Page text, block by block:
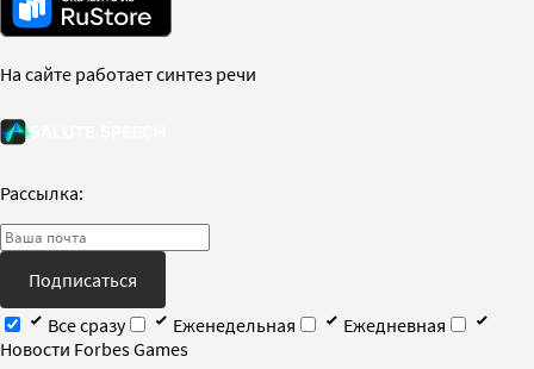
На сайте работает синтез речи
Рассылка:
Подписаться
Все сразу
Еженедельная
Ежедневная
Новости Forbes Games